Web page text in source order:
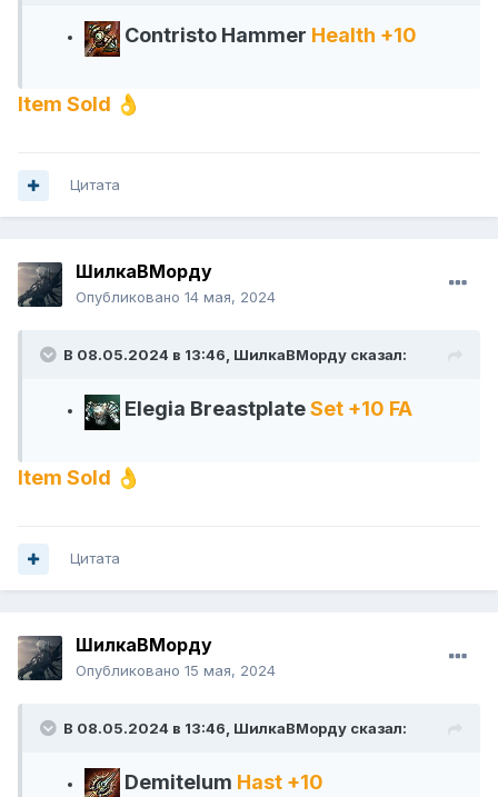
Contristo Hammer Health +10
Item Sold 👌
Цитата
ШилкаВМорду
Опубликовано 14 мая, 2024
В 08.05.2024 в 13:46, ШилкаВМорду сказал:
Elegia BreastplateSet +10 FA
Item Sold 👌
Цитата
ШилкаВМорду
Опубликовано 15 мая, 2024
В 08.05.2024 в 13:46, ШилкаВМорду сказал:
Demitelum Hast +10